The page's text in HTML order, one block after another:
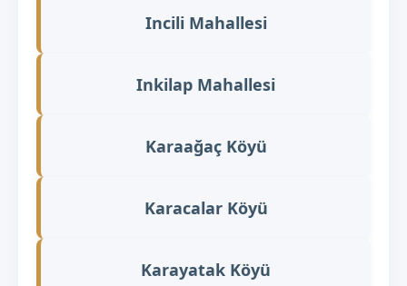
Incili Mahallesi
Inkilap Mahallesi
Karaağaç Köyü
Karacalar Köyü
Karayatak Köyü